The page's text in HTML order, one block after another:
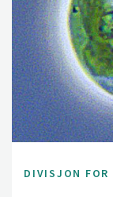
levere
løsninger på
på EPPO sin
invaderende
Plantehelses
og
skogbruk har vi
å kunne
kompetansen
DIVISJON FOR